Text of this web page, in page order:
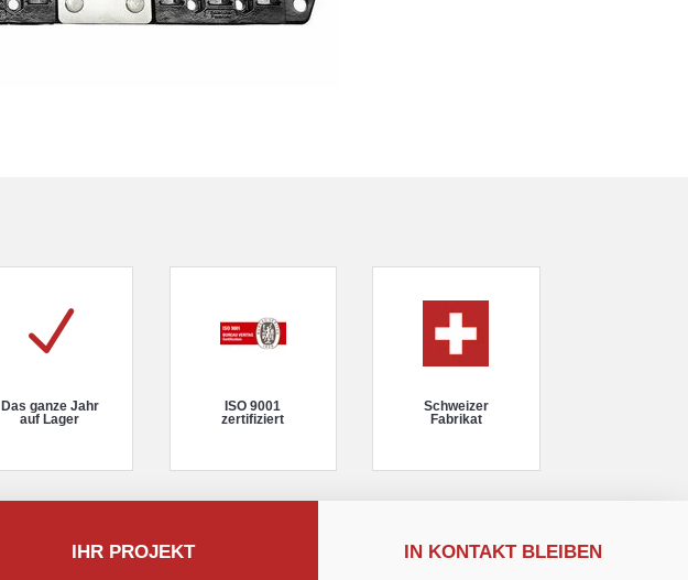
N
Das ganze Jahr
auf Lager
ISO 9001
zertifiziert
Schweizer
Fabrikat
IHR PROJEKT IN KONTAKT BLEIBEN